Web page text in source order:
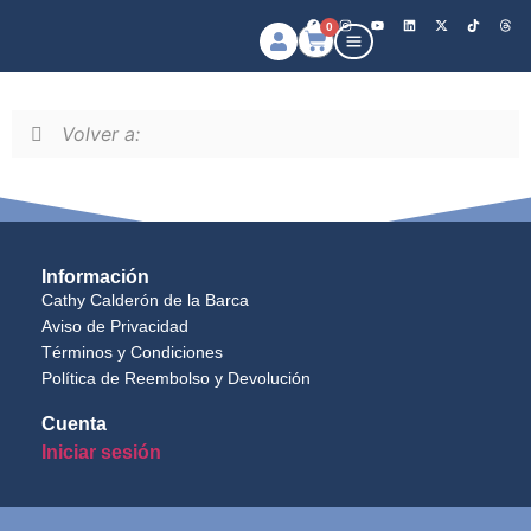
0
Volver a:
Información
Cathy Calderón de la Barca
Aviso de Privacidad
Términos y Condiciones
Política de Reembolso y Devolución
Cuenta
Iniciar sesión